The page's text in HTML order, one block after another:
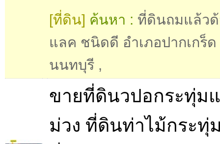
[ที่ดิน] ค้นหา : ที่ดินถมแล้ว
แลค ชนิดดี อำเภอปากเกร็
นนทบุรี ,
ขายที่ดินวปอกระทุ่ม
ม่วง ที่ดินท่าไม้กระทุ่